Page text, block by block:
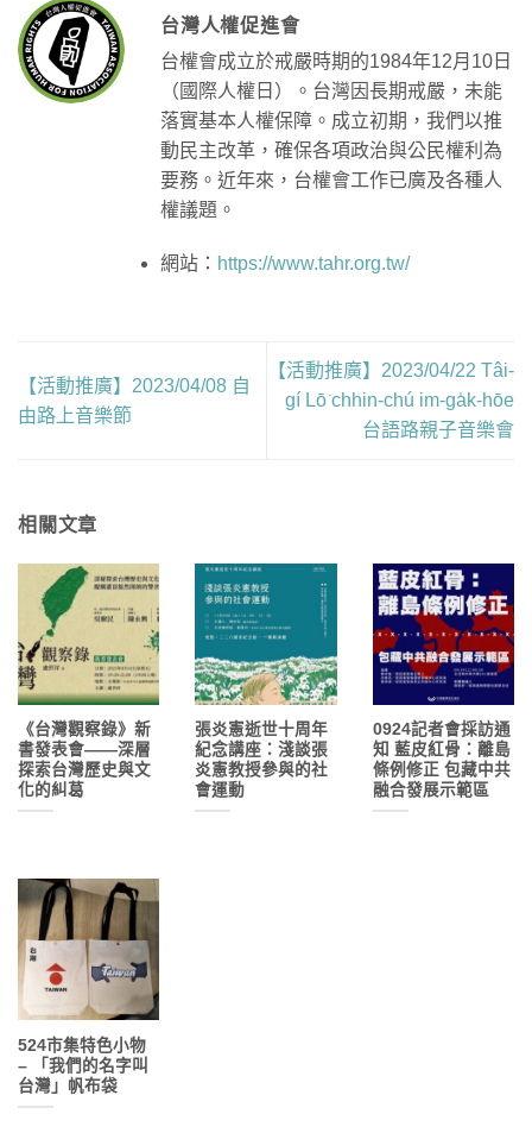
台灣人權促進會
台權會成立於戒嚴時期的1984年12月10日
（國際人權日）。台灣因長期戒嚴，未能
落實基本人權保障。成立初期，我們以推
動民主改革，確保各項政治與公民權利為
要務。近年來，台權會工作已廣及各種人
權議題。
網站： https://www.tahr.org.tw/
【活動推廣】2023/04/08 自
由路上音樂節
【活動推廣】2023/04/22 Tâi-
gí Lō͘ chhin-chú im-ga̍k-hōe
台語路親子音樂會
相關文章
《台灣觀察錄》新
書發表會——深層
探索台灣歷史與文
化的糾葛
張炎憲逝世十周年
紀念講座：淺談張
炎憲教授參與的社
會運動
0924記者會採訪通
知 藍皮紅骨：離島
條例修正 包藏中共
融合發展示範區
524市集特色小物
– 「我們的名字叫
台灣」帆布袋